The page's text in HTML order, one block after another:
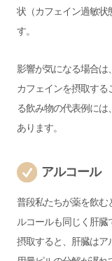
状（カフェイン過敏状
す。
影響が気になる場合は
カフェインを摂取す
る飲み物の代表例に
あります。
アルコール
普段私たちが薬を飲む
ルコールも同じく肝
摂取すると、肝臓はア